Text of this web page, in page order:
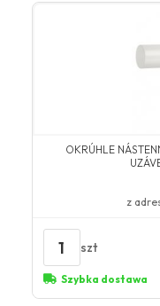
OKRÚHLE
z
1 szt
Szybka dostawa